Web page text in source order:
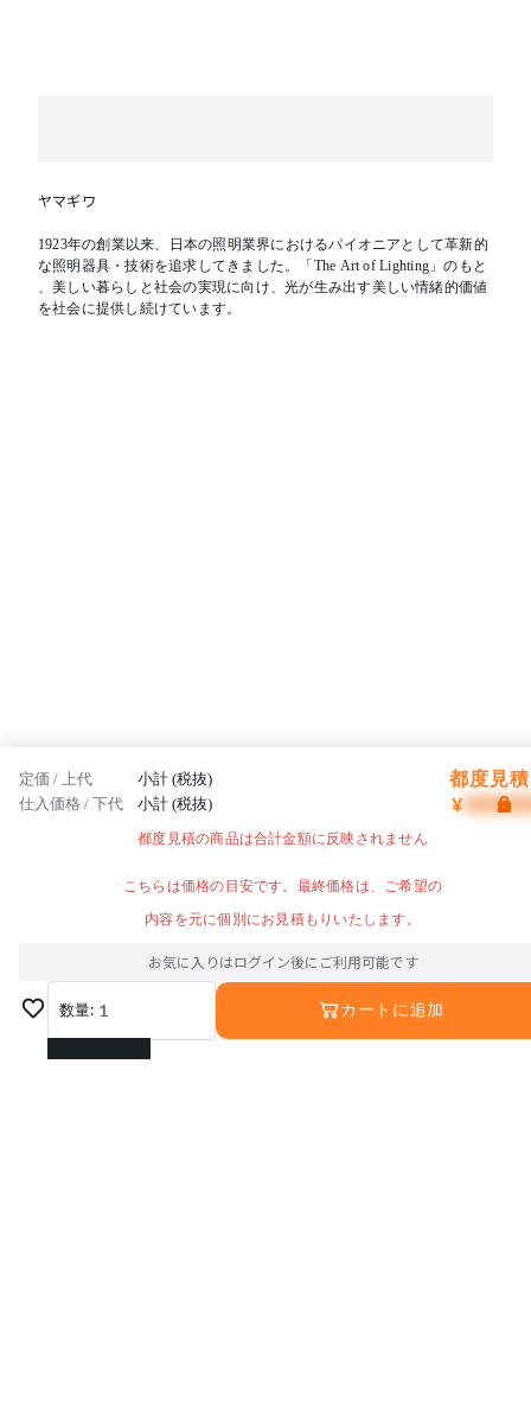
ヤマギワ
1923年の創業以来、日本の照明業界におけるパイオニアとして革新的
な照明器具・技術を追求してきました。「The Art of Lighting」のもと
、美しい暮らしと社会の実現に向け、光が生み出す美しい情緒的価値
を社会に提供し続けています。
定価 / 上代 小計 (税抜) 都度見
仕入価格 / 下代 小計 (税抜) ¥
都度見積の商品は合計金額に反映されません
こちらは価格の目安です。最終価格は、ご希望の
内容を元に個別にお見積もりいたします。
お気に入りはログイン後にご利用可能です
数量: 1
1
カートに追加